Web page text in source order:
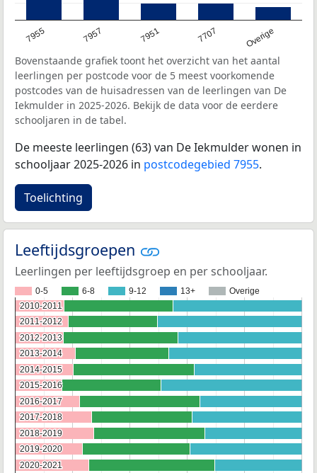
7955 7957 7951 7707 Overige
Bovenstaande grafiek toont het overzicht van het aantal
leerlingen per postcode voor de 5 meest voorkomende
postcodes van de huisadressen van de leerlingen van De
Iekmulder in 2025-2026. Bekijk de data voor de eerdere
schooljaren in de tabel.
De meeste leerlingen (63) van De Iekmulder wonen in
schooljaar 2025-2026 in postcodegebied 7955.
Toelichting
Leeftijdsgroepen
Leerlingen per leeftijdsgroep en per schooljaar.
0-5 6-8 9-12 13+
Overige
2010-2011
2010-2011
2011-2012
2011-2012
2012-2013
2012-2013
2013-2014
2013-2014
2014-2015
2014-2015
2015-2016
2015-2016
2016-2017
2016-2017
2017-2018
2017-2018
2018-2019
2018-2019
2019-2020
2019-2020
2020-2021
2020-2021